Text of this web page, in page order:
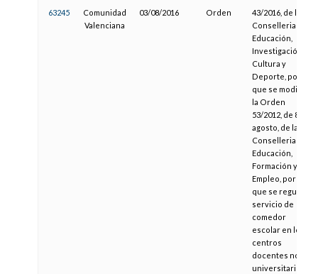
63245
Comunidad
Valenciana
03/08/2016 Orden
43/2016, de la
Conselleria de
Educación,
Investigación,
Cultura y
Deporte, por la
que se modifica
la Orden
53/2012, de 8 de
agosto, de la
Conselleria de
Educación,
Formación y
Empleo, por la
que se regula el
servicio de
comedor
escolar en los
centros
docentes no
universitarios